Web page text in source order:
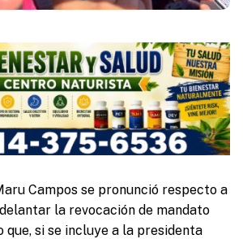
Campos se pronunció respecto a
la revocación de mandato
que, si se incluye a la presidenta